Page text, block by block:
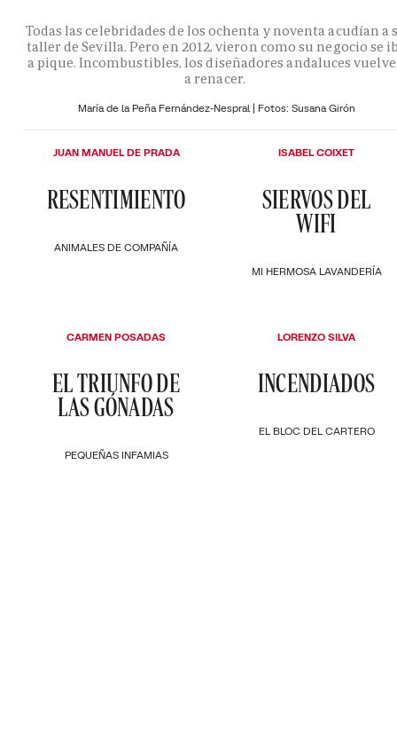
Todas las celebridades de los ochenta y noventa acudían a
taller de Sevilla. Pero en 2012, vieron como su negocio se
a pique. Incombustibles, los diseñadores andaluces
a renacer.
María de la Peña Fernández-Nespral | Fotos: Susana Girón
ANIMALES DE COMPAÑÍA
RESENTIMIENTO
JUAN MANUEL DE PRADA
MI HERMOSA LAVANDERÍA
SIERVOS DEL
WIFI
ISABEL COIXET
PEQUEÑAS INFAMIAS
EL TRIUNFO DE
LAS GÓNADAS
CARMEN POSADAS
EL BLOC DEL CARTERO
INCENDIADOS
LORENZO SILVA